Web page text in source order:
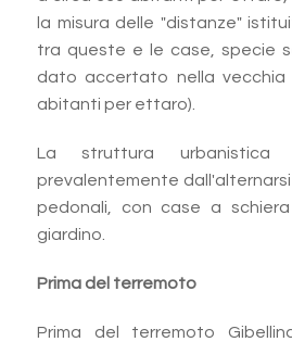
la misura delle "distanze"
tra queste e le case, specie
dato accertato nella vecchia
abitanti per ettaro).
La struttura urbanistica
prevalentemente
pedonali, con case a
giardino.
Prima del terremoto
Prima del terremoto